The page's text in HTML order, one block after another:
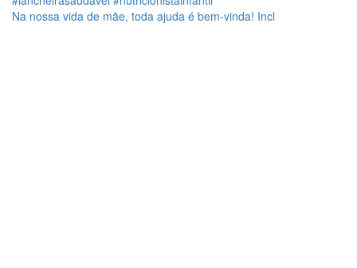
Na nossa vida de mãe, toda ajuda é bem-vinda! Incl